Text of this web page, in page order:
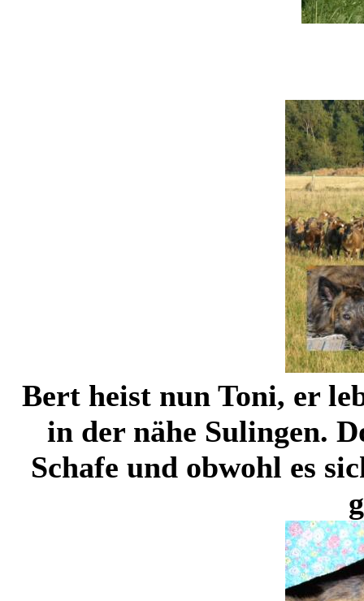
Bert heist nun Toni, er
in der nähe Sulingen.
Schafe und obwohl es